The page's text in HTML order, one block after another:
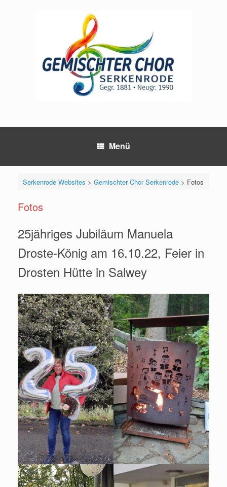
Menü
Serkenrode Websites > Gemischter Chor Serkenrode> Fotos
Fotos
25jähriges Jubiläum Manuela
Droste-König am 16.10.22, Feier in
Drosten Hütte in Salwey